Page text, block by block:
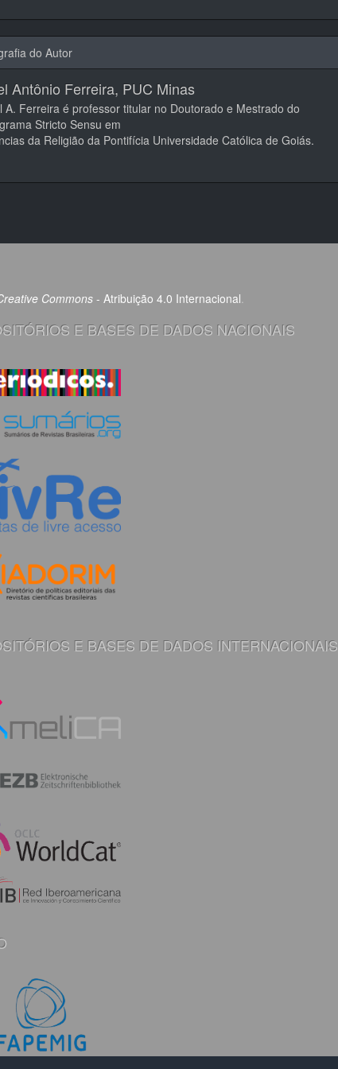
do Autor
Antônio Ferreira, PUC Minas
A. Ferreira é professor titular no Doutorado e Mestrado do
Stricto Sensu em
da Religião da Pontifícia Universidade Católica de Goiás.
Commons- Atribuição 4.0 Internacional.
E BASES DE DADOS NACIONAIS
E BASES DE DADOS INTERNACIONAIS